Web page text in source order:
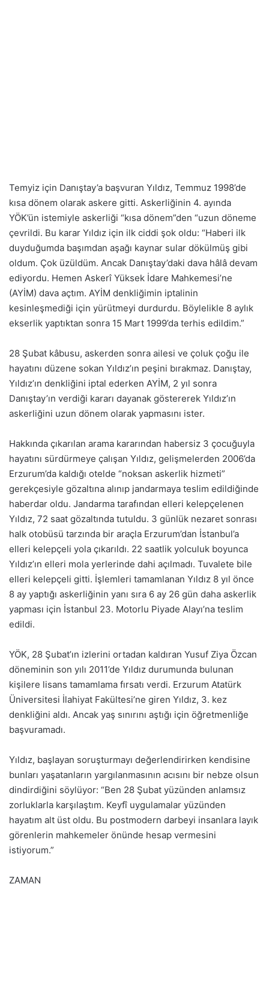
Temyiz için Danıştay’a başvuran Yıldız, Temmuz 1998’de
kısa dönem olarak askere gitti. Askerliğinin 4. ayında
YÖK’ün istemiyle askerliği “kısa dönem”den “uzun döneme
çevrildi. Bu karar Yıldız için ilk ciddi şok oldu: “Haberi ilk
duyduğumda başımdan aşağı kaynar sular dökülmüş gibi
oldum. Çok üzüldüm. Ancak Danıştay’daki dava hâlâ devam
ediyordu. Hemen Askerî Yüksek İdare Mahkemesi’ne
(AYİM) dava açtım. AYİM denkliğimin iptalinin
kesinleşmediği için yürütmeyi durdurdu. Böylelikle 8 aylık
ekserlik yaptıktan sonra 15 Mart 1999’da terhis edildim.”
28 Şubat kâbusu, askerden sonra ailesi ve çoluk çoğu ile
hayatını düzene sokan Yıldız’ın peşini bırakmaz. Danıştay,
Yıldız’ın denkliğini iptal ederken AYİM, 2 yıl sonra
Danıştay’ın verdiği kararı dayanak göstererek Yıldız’ın
askerliğini uzun dönem olarak yapmasını ister.
Hakkında çıkarılan arama kararından habersiz 3 çocuğuyla
hayatını sürdürmeye çalışan Yıldız, gelişmelerden 2006’da
Erzurum’da kaldığı otelde “noksan askerlik hizmeti”
gerekçesiyle gözaltına alınıp jandarmaya teslim edildiğinde
haberdar oldu. Jandarma tarafından elleri kelepçelenen
Yıldız, 72 saat gözaltında tutuldu. 3 günlük nezaret sonrası
halk otobüsü tarzında bir araçla Erzurum’dan İstanbul’a
elleri kelepçeli yola çıkarıldı. 22 saatlik yolculuk boyunca
Yıldız’ın elleri mola yerlerinde dahi açılmadı. Tuvalete bile
elleri kelepçeli gitti. İşlemleri tamamlanan Yıldız 8 yıl önce
8 ay yaptığı askerliğinin yanı sıra 6 ay 26 gün daha askerlik
yapması için İstanbul 23. Motorlu Piyade Alayı’na teslim
edildi.
YÖK, 28 Şubat’ın izlerini ortadan kaldıran Yusuf Ziya Özcan
döneminin son yılı 2011’de Yıldız durumunda bulunan
kişilere lisans tamamlama fırsatı verdi. Erzurum Atatürk
Üniversitesi İlahiyat Fakültesi’ne giren Yıldız, 3. kez
denkliğini aldı. Ancak yaş sınırını aştığı için öğretmenliğe
başvuramadı.
Yıldız, başlayan soruşturmayı değerlendirirken kendisine
bunları yaşatanların yargılanmasının acısını bir nebze olsun
dindirdiğini söylüyor: “Ben 28 Şubat yüzünden anlamsız
zorluklarla karşılaştım. Keyfî uygulamalar yüzünden
hayatım alt üst oldu. Bu postmodern darbeyi insanlara layık
görenlerin mahkemeler önünde hesap vermesini
istiyorum.”
ZAMAN